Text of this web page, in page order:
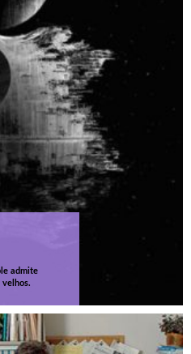
admite
velhos.